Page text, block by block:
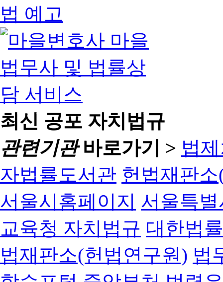
최신 공포 자치법규
관련기관바로가기 > 법
자법률도서관 헌법재판
서울시홈페이지 서울특
교육청 자치법규 대한법
법재판소(헌법연구원) 법